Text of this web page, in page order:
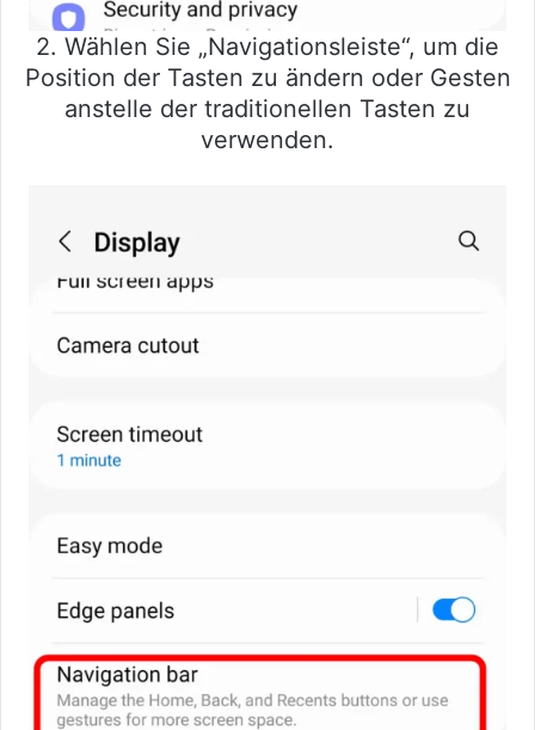
2. Wählen Sie „Navigationsleiste“, um die
Position der Tasten zu ändern oder Gesten
anstelle der traditionellen Tasten zu
verwenden.